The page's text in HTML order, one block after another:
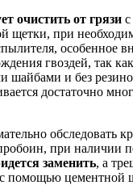
очистить от грязи
щетки, при
особенное
гвоздей, так
шайбами и без
достаточно
обследовать
при наличии
заменить, а
помощью цементной